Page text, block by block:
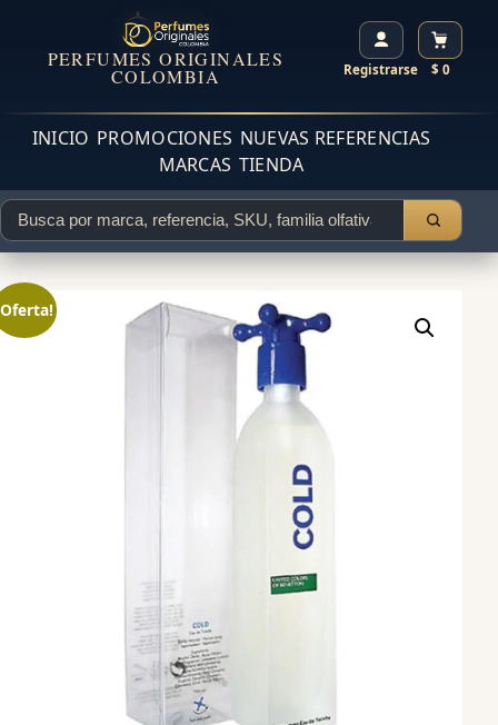
PERFUMES ORIGINALES
COLOMBIA Registrarse $ 0
INICIO PROMOCIONES NUEVAS REFERENCIAS
MARCAS TIENDA